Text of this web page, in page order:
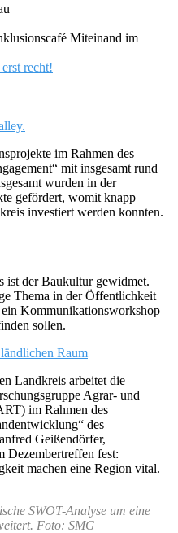
Miteinand im
recht!
im Rahmen des
mit insgesamt rund
wurden in der
gefördert, womit knapp
investiert werden konnten.
ist der Baukultur gewidmet.
Thema in der Öffentlichkeit
Kommunikationsworkshop
sollen.
Raum
Landkreis arbeitet die
Agrar- und
im Rahmen des
des
Geißendörfer,
Dezembertreffen fest:
machen eine Region vital.
SWOT-Analyse um eine
Foto: SMG